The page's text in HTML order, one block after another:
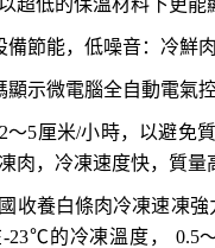
超低的保溫材料下更能
備節能，低噪音：冷鮮肉
顯示微電腦全自動電氣
～5厘米/小時，以避免
肉，冷凍速度快，質量
收養白條肉冷凍速凍
-23℃的冷凍溫度， 0.5